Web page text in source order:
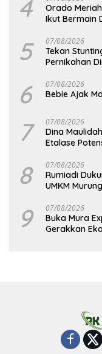
4
Orado
Ikut Bermain
5 07/08/2026
Tekan
Pernikahan
6 07/08/2026
Bebie Ajak
7 07/08/2026
Dina
Etalase
8 07/08/2026
Rumiadi
UMKM
9 07/08/2026
Buka Mura
Gerakkan